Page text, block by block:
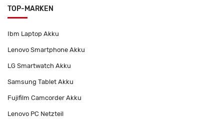
TOP-MARKEN
Ibm Laptop Akku
Lenovo Smartphone Akku
LG Smartwatch Akku
Samsung Tablet Akku
Fujifilm Camcorder Akku
Lenovo PC Netzteil